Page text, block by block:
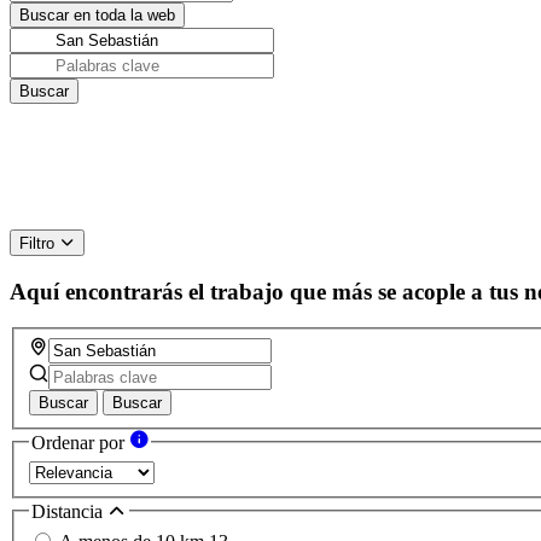
Filtro
Aquí encontrarás el trabajo que más se acople a tus
Buscar Buscar
Ordenar por
Distancia